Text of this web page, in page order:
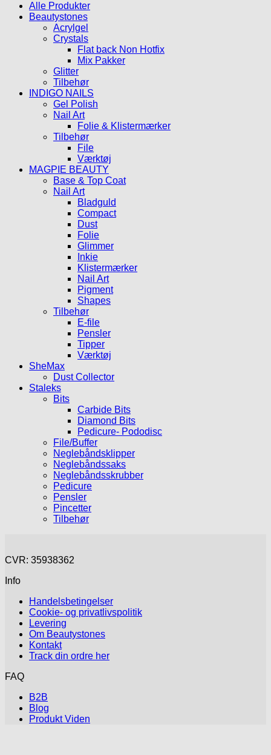
Alle Produkter
Beautystones
Acrylgel
Crystals
Flat back Non Hotfix
Mix Pakker
Glitter
Tilbehør
INDIGO NAILS
Gel Polish
Nail Art
Folie & Klistermærker
Tilbehør
File
Værktøj
MAGPIE BEAUTY
Base & Top Coat
Nail Art
Bladguld
Compact
Dust
Folie
Glimmer
Inkie
Klistermærker
Nail Art
Pigment
Shapes
Tilbehør
E-file
Pensler
Tipper
Værktøj
SheMax
Dust Collector
Staleks
Bits
Carbide Bits
Diamond Bits
Pedicure- Pododisc
File/Buffer
Neglebåndsklipper
Neglebåndssaks
Neglebåndsskrubber
Pedicure
Pensler
Pincetter
Tilbehør
CVR: 35938362
Info
Handelsbetingelser
Cookie- og privatlivspolitik
Levering
Om Beautystones
Kontakt
Track din ordre her
FAQ
B2B
Blog
Produkt Viden